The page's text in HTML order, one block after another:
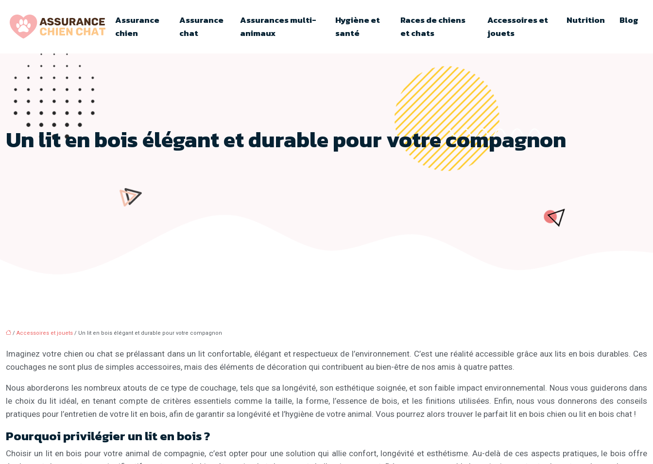
Assurance
chien
Assurance
chat
Assurances multi-
animaux
Hygiène et
santé
Races de chiens
et chats
Accessoires et
jouets
Nutrition Blog
Un lit en bois élégant et durable pour votre compagnon
/ Accessoires et jouets / Un lit en bois élégant et durable pour votre compagnon
Imaginez votre chien ou chat se prélassant dans un lit confortable, élégant et respectueux de l’environnement. C’est une réalité accessible grâce aux lits en bois durables. Ces
couchages ne sont plus de simples accessoires, mais des éléments de décoration qui contribuent au bien-être de nos amis à quatre pattes.
Nous aborderons les nombreux atouts de ce type de couchage, tels que sa longévité, son esthétique soignée, et son faible impact environnemental. Nous vous guiderons dans
le choix du lit idéal, en tenant compte de critères essentiels comme la taille, la forme, l’essence de bois, et les finitions utilisées. Enfin, nous vous donnerons des conseils
pratiques pour l’entretien de votre lit en bois, afin de garantir sa longévité et l’hygiène de votre animal. Vous pourrez alors trouver le parfait lit en bois chien ou lit en bois chat !
Pourquoi privilégier un lit en bois ?
Choisir un lit en bois pour votre animal de compagnie, c’est opter pour une solution qui allie confort, longévité et esthétisme. Au-delà de ces aspects pratiques, le bois offre